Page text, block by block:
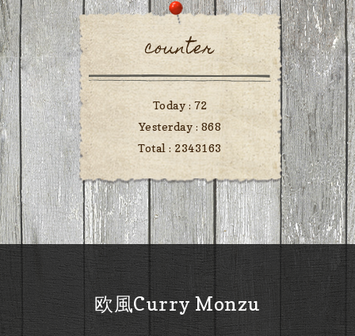
counter
Today : 72
Yesterday : 868
Total : 2343163
欧風Curry Monzu